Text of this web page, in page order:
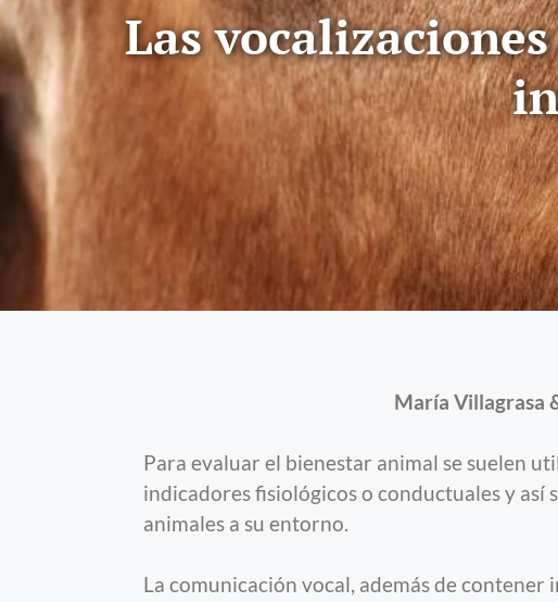
Las
María Villagrasa
Para evaluar el bienestar animal se suelen
indicadores fisiológicos o conductuales y así
animales a su entorno.
La comunicación vocal, además de